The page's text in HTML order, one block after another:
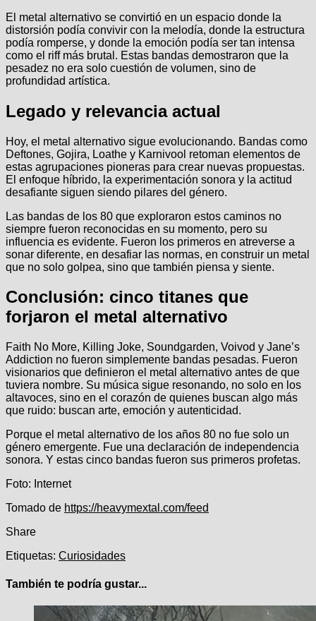
El metal alternativo se convirtió en un espacio donde la
distorsión podía convivir con la melodía, donde la estructura
podía romperse, y donde la emoción podía ser tan intensa
como el riff más brutal. Estas bandas demostraron que la
pesadez no era solo cuestión de volumen, sino de
profundidad artística.
Legado y relevancia actual
Hoy, el metal alternativo sigue evolucionando. Bandas como
Deftones, Gojira, Loathe y Karnivool retoman elementos de
estas agrupaciones pioneras para crear nuevas propuestas.
El enfoque híbrido, la experimentación sonora y la actitud
desafiante siguen siendo pilares del género.
Las bandas de los 80 que exploraron estos caminos no
siempre fueron reconocidas en su momento, pero su
influencia es evidente. Fueron los primeros en atreverse a
sonar diferente, en desafiar las normas, en construir un metal
que no solo golpea, sino que también piensa y siente.
Conclusión: cinco titanes que
forjaron el metal alternativo
Faith No More, Killing Joke, Soundgarden, Voivod y Jane’s
Addiction no fueron simplemente bandas pesadas. Fueron
visionarios que definieron el metal alternativo antes de que
tuviera nombre. Su música sigue resonando, no solo en los
altavoces, sino en el corazón de quienes buscan algo más
que ruido: buscan arte, emoción y autenticidad.
Porque el metal alternativo de los años 80 no fue solo un
género emergente. Fue una declaración de independencia
sonora. Y estas cinco bandas fueron sus primeros profetas.
Foto: Internet
Tomado de https://heavymextal.com/feed
Share
Etiquetas: Curiosidades
También te podría gustar...